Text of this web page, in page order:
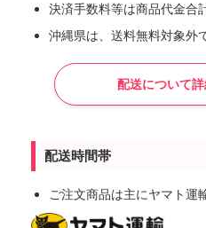
決済手数料等は商品代金合
沖縄県は、送料無料対象外
配送について
配送時間帯
ご注文商品は主にヤマト運